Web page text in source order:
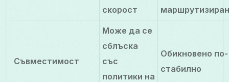
скорост
Съвместимост
Може да се
сблъска
със
политики на
Обикновено по-
стабилно